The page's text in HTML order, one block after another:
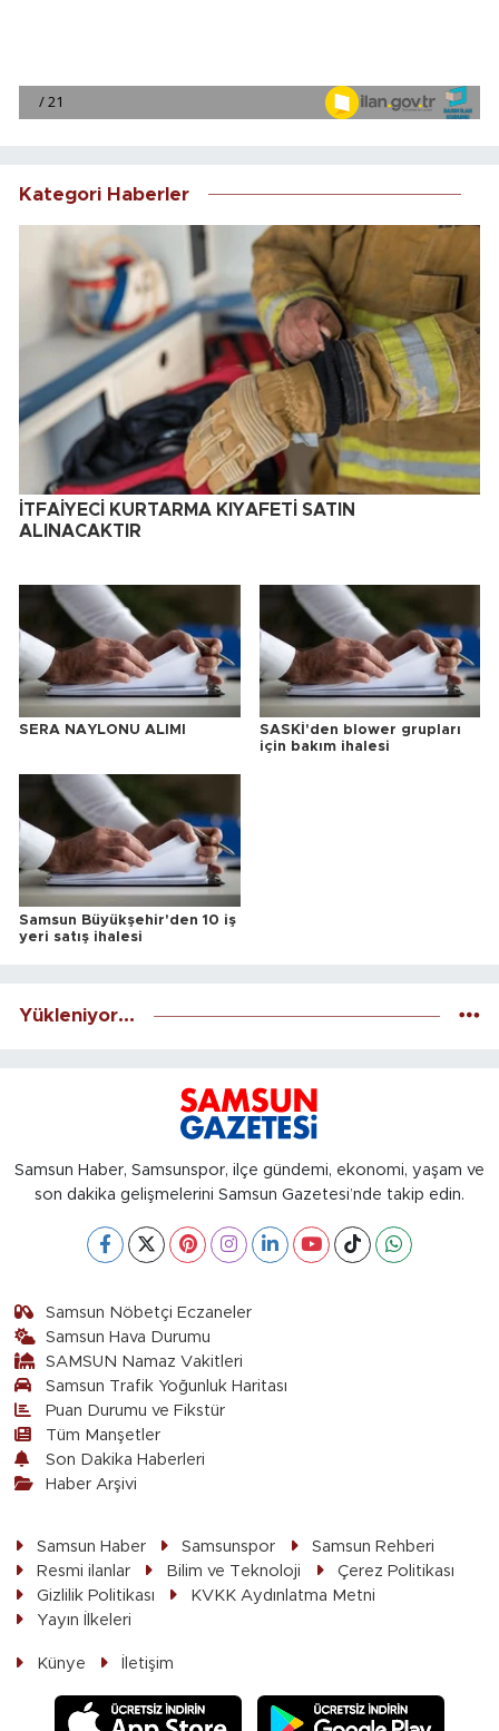
Kategori Haberler
İTFAİYECİ KURTARMA KIYAFETİ SATIN
ALINACAKTIR
SERA NAYLONU ALIMI
SASKİ'den blower grupları
için bakım ihalesi
Samsun Büyükşehir'den 10 iş
yeri satış ihalesi
Yükleniyor...
Samsun Haber, Samsunspor, ilçe gündemi, ekonomi, yaşam ve
son dakika gelişmelerini Samsun Gazetesi’nde takip edin.
Samsun Nöbetçi Eczaneler
Samsun Hava Durumu
SAMSUN Namaz Vakitleri
Samsun Trafik Yoğunluk Haritası
Puan Durumu ve Fikstür
Tüm Manşetler
Son Dakika Haberleri
Haber Arşivi
Samsun Haber Samsunspor
Samsun Rehberi
Resmi ilanlar
Bilim ve Teknoloji
Çerez Politikası
Gizlilik Politikası
KVKK Aydınlatma Metni
Yayın İlkeleri
Künye İletişim